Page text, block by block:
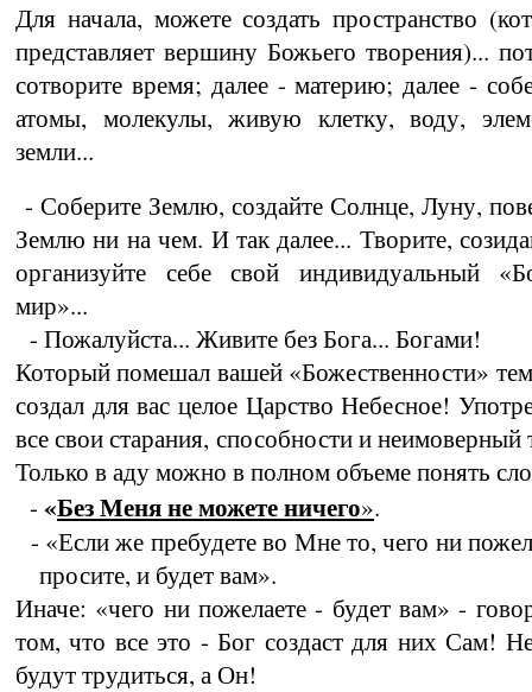
Для начала, можете создать пространство
представляет вершину Божьего творения)...
сотворите время; далее - материю; далее -
атомы, молекулы, живую клетку, воду,
земли...
- Соберите Землю, создайте Солнце, Луну,
Землю ни на чем. И так далее... Творите,
организуйте себе свой индивидуальный
мир»...
- Пожалуйста... Живите без Бога... Богами!
Который помешал вашей «Божественности»
создал для вас целое Царство Небесное!
все свои старания, способности и неимо­верный
Только в аду можно в полном объеме понять
- «Без Меня не можете ничего».
- «Если же пребудете во Мне то, чего ни
просите, и будет вам».
Иначе: «чего ни пожелаете - будет вам» -
том, что все это - Бог создаст для них Сам!
будут трудиться, а Он!